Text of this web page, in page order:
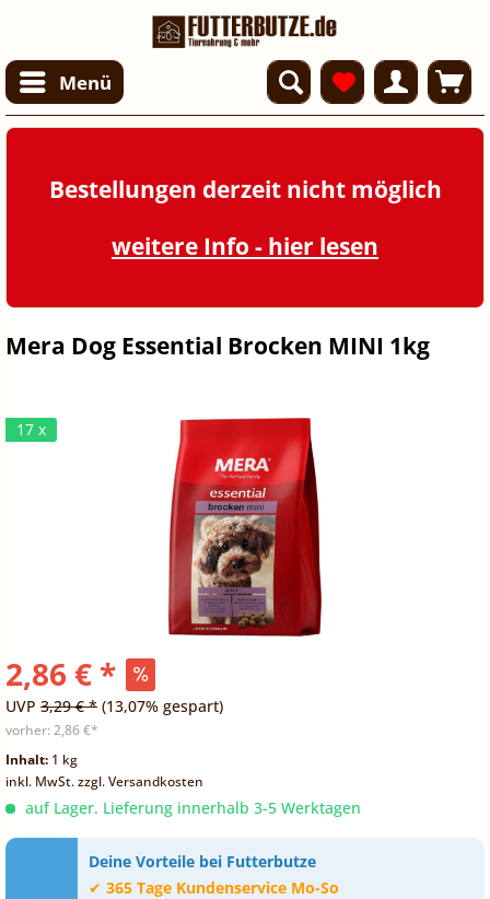
Menü
Bestellungen derzeit nicht möglich
weitere Info - hier lesen
Mera Dog Essential Brocken MINI 1kg
17 x
2,86 € *
UVP 3,29 € * (13,07% gespart)
vorher: 2,86 €*
Inhalt: 1 kg
inkl. MwSt.zzgl. Versandkosten
auf Lager. Lieferung innerhalb 3-5 Werktagen
Deine Vorteile bei Futterbutze
✔ 365 Tage Kundenservice Mo-So